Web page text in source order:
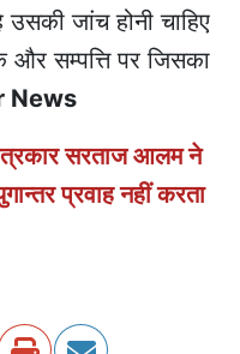
उसकी जांच होनी चाहिए
और सम्पत्ति पर जिसका
News
सरताज आलम ने
प्रवाह नहीं करता